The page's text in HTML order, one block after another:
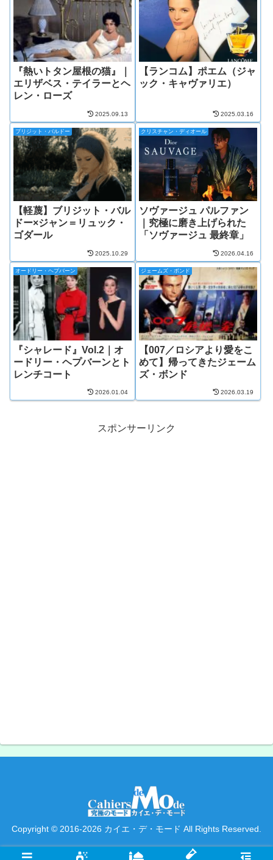
『熱いトタン屋根の猫』｜
エリザベス・テイラーとヘ
レン・ローズ
2025.09.13
【ランコム】ポエム（ジャ
ック・キャヴァリエ）
2025.03.16
ブリジット・バルドー
【軽蔑】ブリジット・バル
ドー×ジャン＝リュック・
ゴダール
2025.10.29
クリスチャン・ディオール
ソヴァージュ パルファン
｜究極に磨き上げられた
「ソヴァージュ 最終章」
2026.04.16
オードリー・ヘプバーン
『シャレード』Vol.2｜オ
ードリー・ヘプバーンとト
レンチコート
2026.01.04
ジェームズ・ボンド
【007／ロシアより愛をこ
めて】帰ってきたジェーム
ズ・ボンド
2026.03.19
スポンサーリンク
Copyright © 2016-2026 カイエ・デ・モード All Rights Reserved.